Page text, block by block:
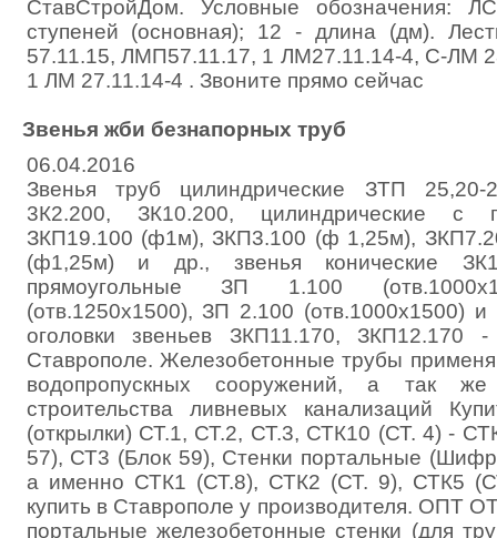
СтавСтройДом. Условные обозначения:
ступеней (основная); 12 - длина (дм).
57.11.15, ЛМП57.11.17, 1 ЛМ27.11.14-4, С-ЛМ
1 ЛМ 27.11.14-4 . Звоните прямо сейчас
Звенья жби безнапорных труб
06.04.2016
Звенья труб цилиндрические ЗТП
3К2.200, ЗК10.200, цилиндрические с
ЗКП19.100 (ф1м), ЗКП3.100 (ф 1,25м),
(ф1,25м) и др., звенья конические
прямоугольные ЗП 1.100
(отв.1250х1500), ЗП 2.100 (отв.1000х1500) и
оголовки звеньев ЗКП11.170, ЗКП12.170 -
Ставрополе. Железобетонные трубы
водопропускных сооружений, а так же
строительства ливневых канализаций
(открылки) СТ.1, СТ.2, СТ.3, СТК10 (СТ. 4) -
57), СТ3 (Блок 59), Стенки портальные
а именно СТК1 (СТ.8), СТК2 (СТ. 9), СТК5
купить в Ставрополе у производителя. ОПТ
портальные железобетонные стенки (для